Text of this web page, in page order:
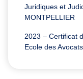
Juridiques et
MONTPELLIER
2023 – Certificat
Ecole des